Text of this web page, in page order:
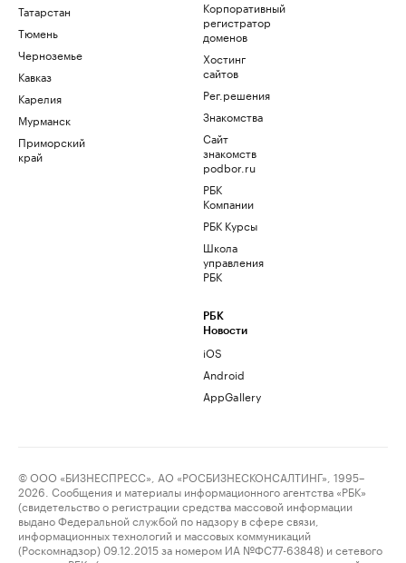
Татарстан
Тюмень
Черноземье
Кавказ
Карелия
Мурманск
Приморский
край
Корпоративный
регистратор
доменов
Хостинг
сайтов
Рег.решения
Знакомства
Сайт
знакомств
podbor.ru
РБК
Компании
РБК Курсы
Школа
управления
РБК
РБК
Новости
iOS
Android
AppGallery
© ООО «БИЗНЕСПРЕСС», АО «РОСБИЗНЕСКОНСАЛТИНГ», 1995–
2026. Сообщения и материалы информационного агентства «РБК»
(свидетельство о регистрации средства массовой информации
выдано Федеральной службой по надзору в сфере связи,
информационных технологий и массовых коммуникаций
(Роскомнадзор) 09.12.2015 за номером ИА №ФС77-63848) и сетевого